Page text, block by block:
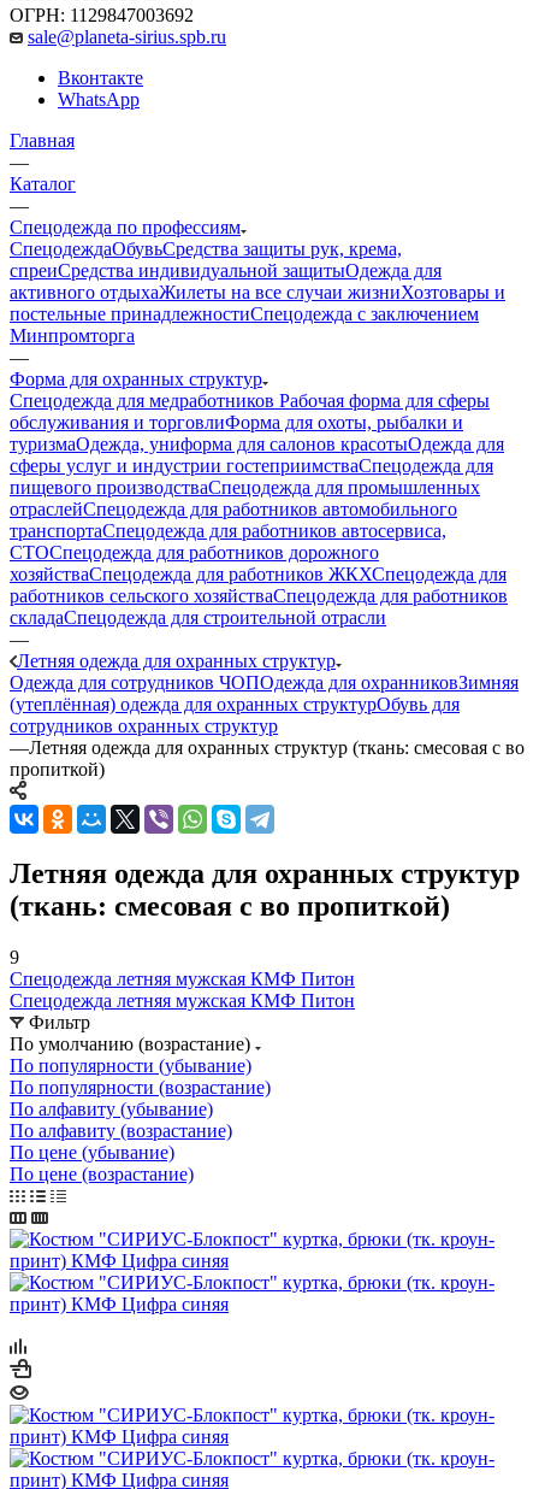
ОГРН: 1129847003692
sale@planeta-sirius.spb.ru
Вконтакте
WhatsApp
Главная
—
Каталог
—
Спецодежда по профессиям
СпецодеждаОбувьСредства защиты рук, крема,
спреиСредства индивидуальной защитыОдежда для
активного отдыхаЖилеты на все случаи жизниХозтовары и
постельные принадлежностиСпецодежда с заключением
Минпромторга
—
Форма для охранных структур
Спецодежда для медработников Рабочая форма для сферы
обслуживания и торговлиФорма для охоты, рыбалки и
туризмаОдежда, униформа для салонов красотыОдежда для
сферы услуг и индустрии гостеприимстваСпецодежда для
пищевого производстваСпецодежда для промышленных
отраслейСпецодежда для работников автомобильного
транспортаСпецодежда для работников автосервиса,
СТОСпецодежда для работников дорожного
хозяйстваСпецодежда для работников ЖКХСпецодежда для
работников сельского хозяйстваСпецодежда для работников
складаСпецодежда для строительной отрасли
—
Летняя одежда для охранных структур
Одежда для сотрудников ЧОПОдежда для охранниковЗимняя
(утеплённая) одежда для охранных структурОбувь для
сотрудников охранных структур
—Летняя одежда для охранных структур (ткань: смесовая с во
пропиткой)
Летняя одежда для охранных структур
(ткань: смесовая с во пропиткой)
9
Спецодежда летняя мужская КМФ Питон
Спецодежда летняя мужская КМФ Питон
Фильтр
По умолчанию (возрастание)
По популярности (убывание)
По популярности (возрастание)
По алфавиту (убывание)
По алфавиту (возрастание)
По цене (убывание)
По цене (возрастание)